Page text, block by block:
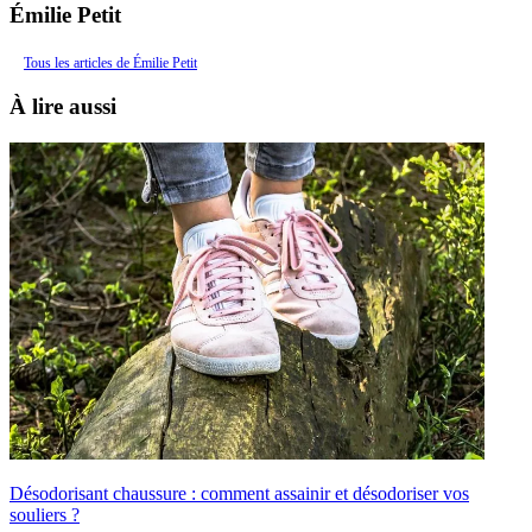
Émilie Petit
Tous les articles de Émilie Petit
À lire aussi
Désodorisant chaussure : comment assainir et désodoriser vos
souliers ?